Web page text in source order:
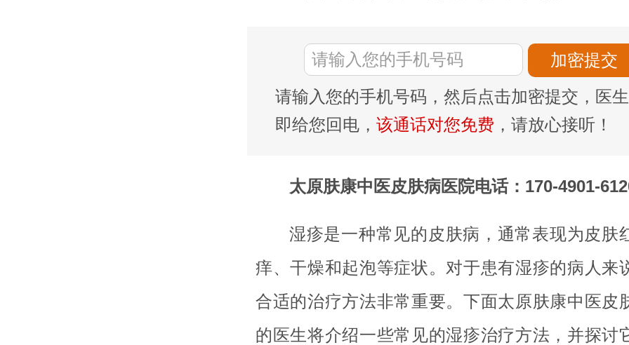
请输入您的手机号码，然后点击加密提交，医
即给您回电， 该通话对您免费 ，请放心接听！
太原肤康中医皮肤病医院电话：170-4901-
湿疹是一种常见的皮肤病，通常表现为皮肤
痒、干燥和起泡等症状。对于患有湿疹的病人来
合适的治疗方法非常重要。下面太原肤康中医皮
的医生将介绍一些常见的湿疹治疗方法，并探讨